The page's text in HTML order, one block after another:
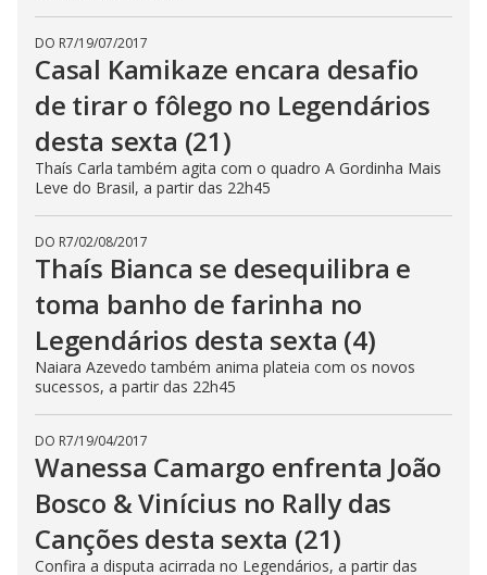
DO R7/19/07/2017
Casal Kamikaze encara desafio
de tirar o fôlego no Legendários
desta sexta (21)
Thaís Carla também agita com o quadro A Gordinha Mais
Leve do Brasil, a partir das 22h45
DO R7/02/08/2017
Thaís Bianca se desequilibra e
toma banho de farinha no
Legendários desta sexta (4)
Naiara Azevedo também anima plateia com os novos
sucessos, a partir das 22h45
DO R7/19/04/2017
Wanessa Camargo enfrenta João
Bosco & Vinícius no Rally das
Canções desta sexta (21)
Confira a disputa acirrada no Legendários, a partir das